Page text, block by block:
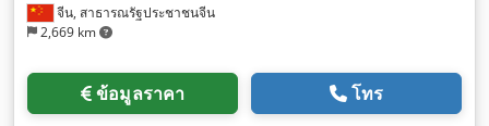
จีน, สาธารณรัฐประชาชนจีน
2,669 km
ข้อมูลราคา โทร